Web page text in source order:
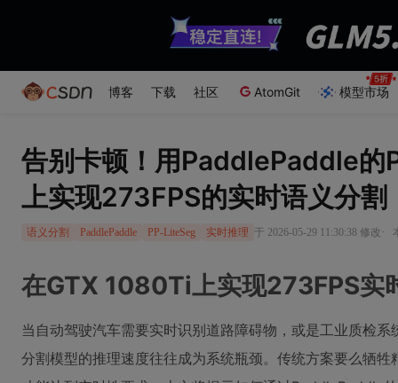
博客 下载 社区 AtomGit 模型市场
告别卡顿！用PaddlePaddle
上实现273FPS的实时语义分割
语义分割 PaddlePaddle PP-LiteSeg 实时推理 于 2026-05-29 11:30:38 修改 ·
在GTX 1080Ti上实现273FPS实
当自动驾驶汽车需要实时识别道路障碍物，或是工业质检
分割模型的推理速度往往成为系统瓶颈。传统方案要么牺